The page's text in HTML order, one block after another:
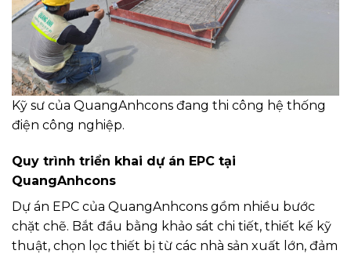
Kỹ sư của QuangAnhcons đang thi công hệ thống
điện công nghiệp.
Quy trình triển khai dự án EPC tại
QuangAnhcons
Dự án EPC của QuangAnhcons gồm nhiều bước
chặt chẽ. Bắt đầu bằng khảo sát chi tiết, thiết kế kỹ
thuật, chọn lọc thiết bị từ các nhà sản xuất lớn, đảm